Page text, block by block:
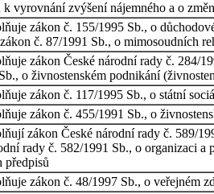
vyrovnání zvýšení nájemného a o
zákon č. 155/1995 Sb., o
č. 87/1991 Sb., o mimosoudních
zákon České národní rady č. 284/
o živnostenském podnikání
zákon č. 117/1995 Sb., o státní
zákon č. 455/1991 Sb., o
zákon České národní rady č. 589/
rady č. 582/1991 Sb., o organizaci
předpisů
zákon č. 48/1997 Sb., o veřejném